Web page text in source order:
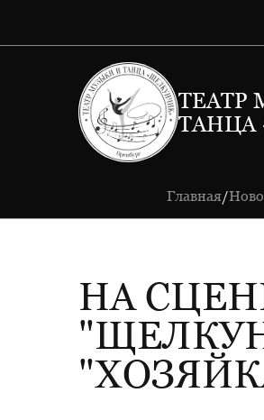
ТЕАТР
ТАНЦА
Главная/
НА